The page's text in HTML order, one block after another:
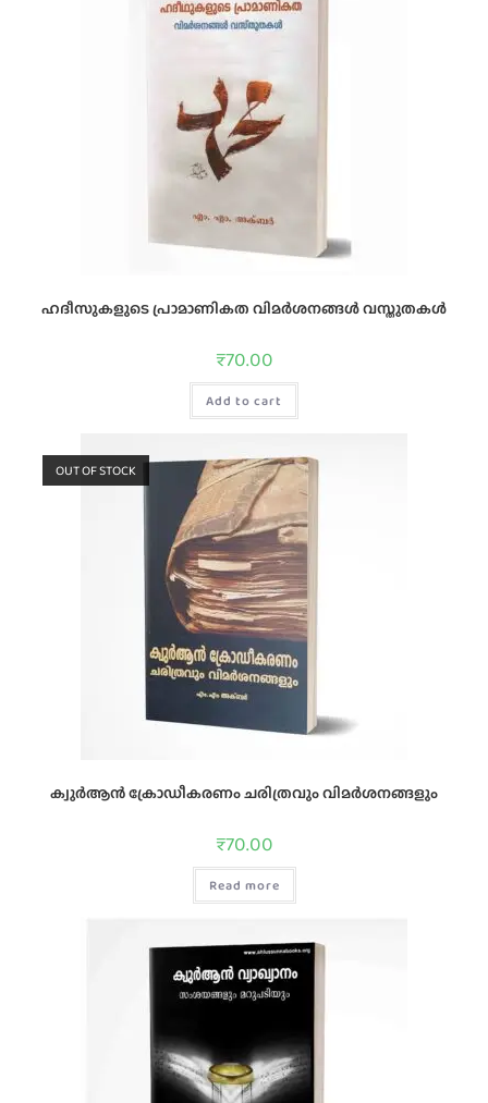
ഹദീസുകളുടെ പ്രാമാണികത വിമര്‍ശനങ്ങള്‍ വസ്തുതകള്‍
₹70.00
Add to cart
OUT OF STOCK
ക്വുര്‍ആന്‍ ക്രോഡീകരണം ചരിത്രവും വിമര്‍ശനങ്ങളും
₹70.00
Read more